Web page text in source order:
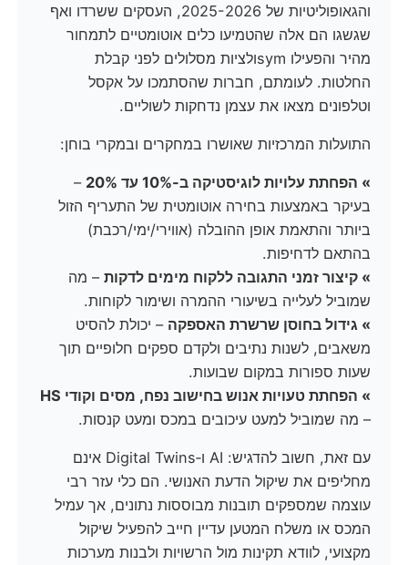
והגאופוליטיות של 2025-2026, העסקים ששרדו ואף
שגשגו הם אלה שהטמיעו כלים אוטומטיים לתמחור
מהיר והפעילו symולציות מסלולים לפני קבלת
החלטות. לעומתם, חברות שהסתמכו על אקסל
וטלפונים מצאו את עצמן נדחקות לשוליים.
התועלות המרכזיות שאושרו במחקרים ובמקרי בוחן:
» הפחתת עלויות לוגיסטיקה ב-10% עד 20%
–
בעיקר באמצעות בחירה אוטומטית של התעריף הזול
ביותר והתאמת אופן ההובלה (אווירי/ימי/רכבת)
בהתאם לדחיפות.
» קיצור זמני התגובה ללקוח מימים לדקות– מה
שמוביל לעלייה בשיעורי ההמרה ושימור לקוחות.
» גידול בחוסן שרשרת האספקה – יכולת להסיט
משאבים, לשנות נתיבים ולקדם ספקים חלופיים תוך
שעות ספורות במקום שבועות.
» הפחתת טעויות אנוש בחישוב נפח, מסים וקודי HS
– מה שמוביל למעט עיכובים במכס ומעט קנסות.
עם זאת, חשוב להדגיש: AI ו‑Digital Twins אינם
מחליפים את שיקול הדעת האנושי. הם כלי עזר רבי
עוצמה שמספקים תובנות מבוססות נתונים, אך עמיל
המכס או משלח המטען עדיין חייב להפעיל שיקול
מקצועי, לוודא תקינות מול הרשויות ולבנות מערכות